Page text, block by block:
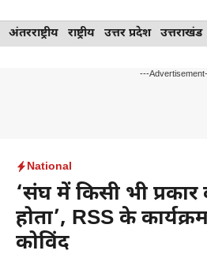
Skip
to
अंतरराष्ट्रीय राष्ट्रीय उत्तर प्रदेश उत्तराखंड
---
National
‘संघ में किसी भी
होता’, RSS के
कोविंद